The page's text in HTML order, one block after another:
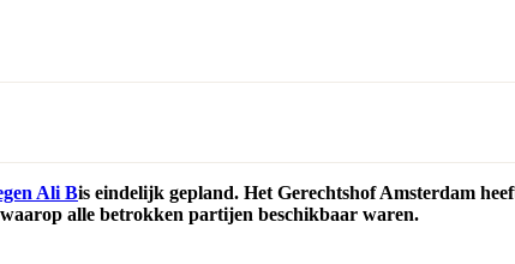
Ali Bis eindelijk gepland. Het Gerechtshof Amsterdam
alle betrokken partijen beschikbaar waren.